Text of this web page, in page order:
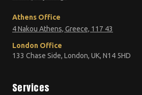
Athens Office
4 Nakou Athens, Greece, 117 43
London Office
133 Chase Side, London, UK, N14 5HD
Services